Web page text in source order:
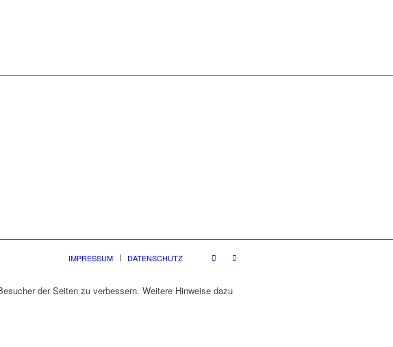
IMPRESSUM DATENSCHUTZ
der Seiten zu verbessern. Weitere Hinweise dazu